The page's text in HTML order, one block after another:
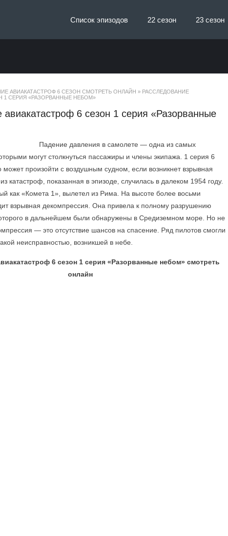
Список эпизодов 22 сезон 23 сезон
АВИАКАТАСТРОФ 6 СЕЗОН СМОТРЕТЬ ОНЛАЙН » РАССЛЕДОВАНИЕ
1 СЕРИЯ «РАЗОРВАННЫЕ НЕБОМ»
авиакатастроф 6 сезон 1 серия «Разорванные
Падение давления в самолете — одна из самых
могут столкнуться пассажиры и члены экипажа. 1 серия 6
может произойти с воздушным судном, если возникнет взрывная
катастроф, показанная в эпизоде, случилась в далеком 1954 году.
как «Комета 1», вылетел из Рима. На высоте более восьми
взрывная декомпрессия. Она привела к полному разрушению
в дальнейшем были обнаружены в Средиземном море. Но не
— это отсутствие шансов на спасение. Ряд пилотов смогли
неисправностью, возникшей в небе.
6 сезон 1 серия «Разорванные небом» смотреть
онлайн